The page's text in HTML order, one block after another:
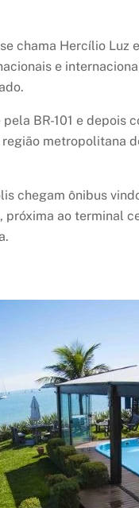
chama Hercílio Luz
e
BR-101 e depois
metropolitana
chegam ônibus
ao terminal